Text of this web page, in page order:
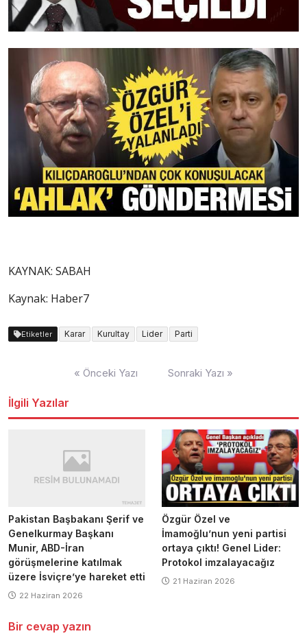
KAYNAK: SABAH
Kaynak: Haber7
Etiketler Karar Kurultay Lider Parti
« Önceki Yazı Sonraki Yazı »
İlgili Yazılar
Pakistan Başbakanı Şerif ve
Genelkurmay Başkanı
Munir, ABD-İran
görüşmelerine katılmak
üzere İsviçre’ye hareket etti
22 Haziran 2026
Özgür Özel ve
İmamoğlu’nun yeni partisi
ortaya çıktı! Genel Lider:
Protokol imzalayacağız
21 Haziran 2026
Bir cevap yazın